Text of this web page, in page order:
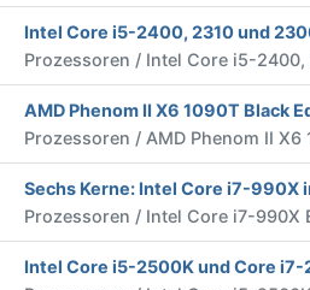
Intel Core i5-2400, 2310 und
Prozessoren / Intel Core i5-2400,
AMD Phenom II X6 1090T Black
Prozessoren / AMD Phenom II X6
Sechs Kerne: Intel Core i7-990X
Prozessoren / Intel Core i7-990X
Intel Core i5-2500K und Core i7-